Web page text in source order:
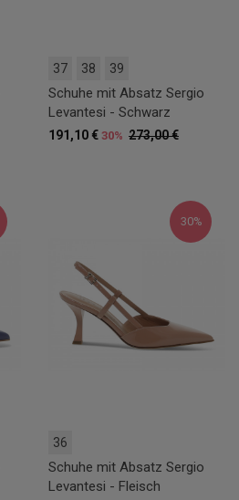
37 38 39
Schuhe mit Absatz Sergio
Levantesi - Schwarz
273,00 €
191,10 € 30%
30%
36
Schuhe mit Absatz Sergio
Levantesi - Fleisch